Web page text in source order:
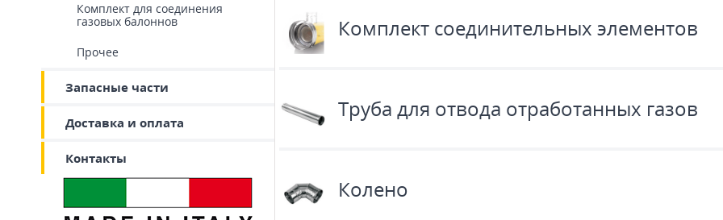
Комплект для соединения
газовых балоннов
Прочее
Запасные части
Доставка и оплата
Контакты
Комплект соединительных элементов
Труба для отвода отработанных газов
Колено